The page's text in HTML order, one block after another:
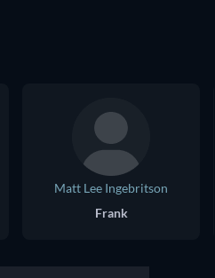
Matt Lee Ingebritson
Frank